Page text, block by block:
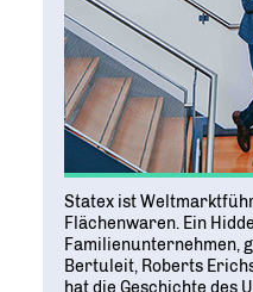
Statex ist
Flächenwaren. Ein
Familienunternehmen,
Bertuleit, Roberts
hat die Geschichte des